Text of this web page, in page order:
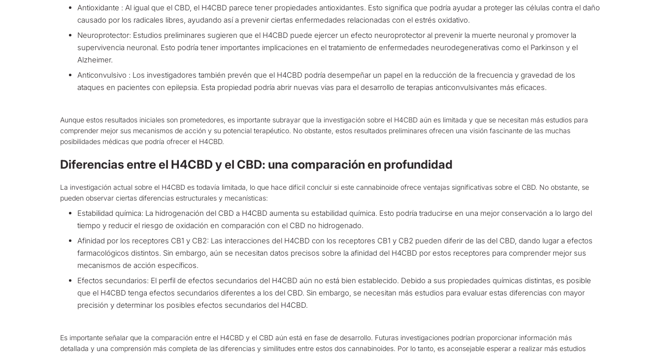
Antioxidante : Al igual que el CBD, el H4CBD parece tener propiedades antioxidantes. Esto significa que podría ayudar a proteger las células contra el daño
causado por los radicales libres, ayudando así a prevenir ciertas enfermedades relacionadas con el estrés oxidativo.
Neuroprotector: Estudios preliminares sugieren que el H4CBD puede ejercer un efecto neuroprotector al prevenir la muerte neuronal y promover la
supervivencia neuronal. Esto podría tener importantes implicaciones en el tratamiento de enfermedades neurodegenerativas como el Parkinson y el
Alzheimer.
Anticonvulsivo : Los investigadores también prevén que el H4CBD podría desempeñar un papel en la reducción de la frecuencia y gravedad de los
ataques en pacientes con epilepsia. Esta propiedad podría abrir nuevas vías para el desarrollo de terapias anticonvulsivantes más eficaces.
Aunque estos resultados iniciales son prometedores, es importante subrayar que la investigación sobre el H4CBD aún es limitada y que se necesitan más estudios para
comprender mejor sus mecanismos de acción y su potencial terapéutico. No obstante, estos resultados preliminares ofrecen una visión fascinante de las muchas
posibilidades médicas que podría ofrecer el H4CBD.
Diferencias entre el H4CBD y el CBD: una comparación en profundidad
La investigación actual sobre el H4CBD es todavía limitada, lo que hace difícil concluir si este cannabinoide ofrece ventajas significativas sobre el CBD. No obstante, se
pueden observar ciertas diferencias estructurales y mecanísticas:
Estabilidad química: La hidrogenación del CBD a H4CBD aumenta su estabilidad química. Esto podría traducirse en una mejor conservación a lo largo del
tiempo y reducir el riesgo de oxidación en comparación con el CBD no hidrogenado.
Afinidad por los receptores CB1 y CB2: Las interacciones del H4CBD con los receptores CB1 y CB2 pueden diferir de las del CBD, dando lugar a efectos
farmacológicos distintos. Sin embargo, aún se necesitan datos precisos sobre la afinidad del H4CBD por estos receptores para comprender mejor sus
mecanismos de acción específicos.
Efectos secundarios: El perfil de efectos secundarios del H4CBD aún no está bien establecido. Debido a sus propiedades químicas distintas, es posible
que el H4CBD tenga efectos secundarios diferentes a los del CBD. Sin embargo, se necesitan más estudios para evaluar estas diferencias con mayor
precisión y determinar los posibles efectos secundarios del H4CBD.
Es importante señalar que la comparación entre el H4CBD y el CBD aún está en fase de desarrollo. Futuras investigaciones podrían proporcionar información más
detallada y una comprensión más completa de las diferencias y similitudes entre estos dos cannabinoides. Por lo tanto, es aconsejable esperar a realizar más estudios